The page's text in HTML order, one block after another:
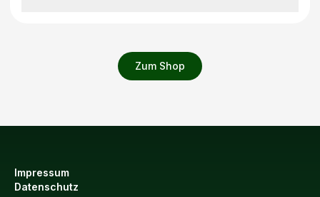
Zum Shop
Impressum
Datenschutz